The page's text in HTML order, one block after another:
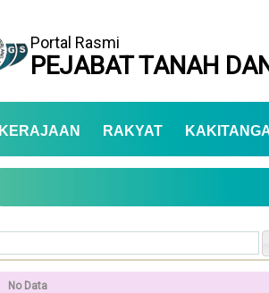
Portal Rasmi
PEJABAT TANAH
KERAJAAN RAKYAT
No Data